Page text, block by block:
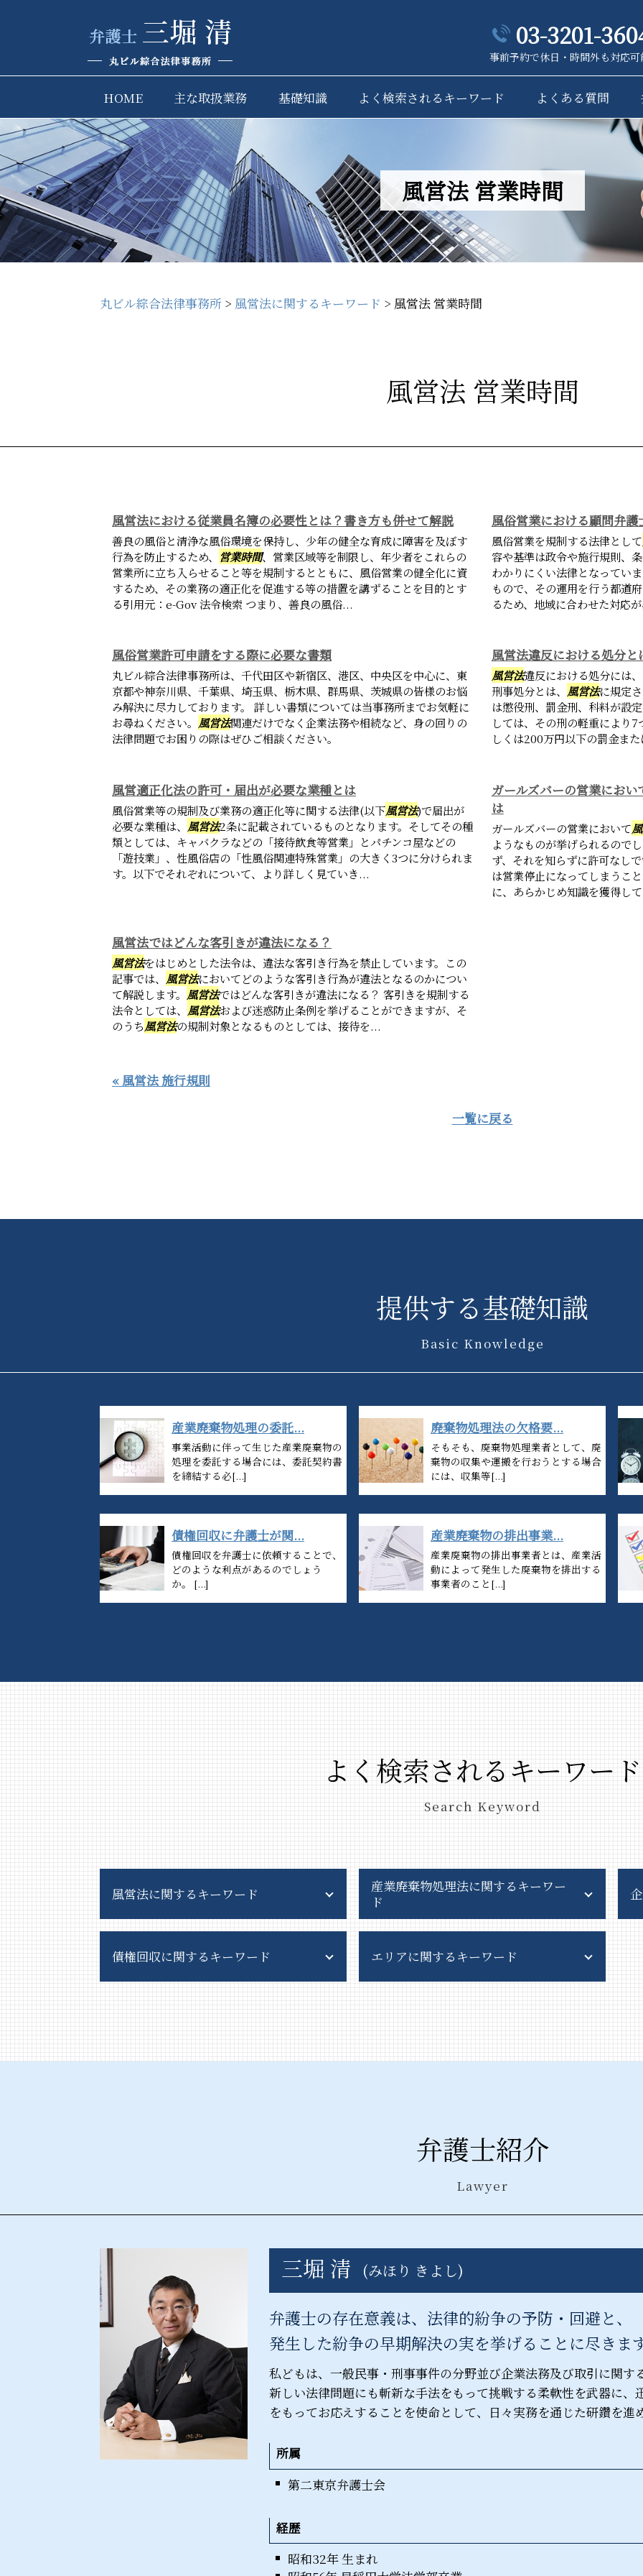
風営法 営業時間
03-3201-
事前予約で休日・時間外も対応可
HOME 主な取扱業務 基礎知識 よく検索されるキーワード よくある質問
丸ビル綜合法律事務所 > 風営法に関するキーワード > 風営法 営業時間
風営法 営業時間
風営法における従業員名簿の必要性とは？書き方も併せて解説
善良の風俗と清浄な風俗環境を保持し、少年の健全な育成に障害を及ぼす
行為を防止するため、 営業時間、営業区域等を制限し、年少者をこれらの
営業所に立ち入らせること等を規制するとともに、風俗営業の健全化に資
するため、その業務の適正化を促進する等の措置を講ずることを目的とす
る引用元：e-Gov 法令検索 つまり、善良の風俗...
風俗営業における顧問弁護
風俗営業を規制する法律として
容や基準は政令や施行規則、
わかりにくい法律となってい
もので、その運用を行う都道
るため、地域に合わせた対応
風俗営業許可申請をする際に必要な書類
丸ビル綜合法律事務所は、千代田区や新宿区、港区、中央区を中心に、東
京都や神奈川県、千葉県、埼玉県、栃木県、群馬県、茨城県の皆様のお悩
み解決に尽力しております。 詳しい書類については当事務所までお気軽に
お尋ねください。 風営法関連だけでなく企業法務や相続など、身の回りの
法律問題でお困りの際はぜひご相談ください。
風営法違反における処分と
風営法違反における処分には
刑事処分とは、 風営法に規定
は懲役刑、罰金刑、科料が設
しては、その刑の軽重により
しくは200万円以下の罰金ま
風営適正化法の許可・届出が必要な業種とは
風俗営業等の規制及び業務の適正化等に関する法律(以下風営法)で届出が
必要な業種は、 風営法2条に記載されているものとなります。そしてその種
類としては、キャバクラなどの「接待飲食等営業」とパチンコ屋などの
「遊技業」、性風俗店の「性風俗関連特殊営業」の大きく3つに分けられま
す。以下でそれぞれについて、より詳しく見ていき...
ガールズバーの営業にお
は
ガールズバーの営業において
ようなものが挙げられるので
ず、それを知らずに許可なし
は営業停止になってしまうこ
に、あらかじめ知識を獲得し
風営法ではどんな客引きが違法になる？
風営法をはじめとした法令は、違法な客引き行為を禁止しています。この
記事では、 風営法においてどのような客引き行為が違法となるのかについ
て解説します。 風営法ではどんな客引きが違法になる？ 客引きを規制する
法令としては、 風営法および迷惑防止条例を挙げることができますが、そ
のうち風営法の規制対象となるものとしては、接待を...
« 風営法 施行規則
一覧に戻る
提供する基礎知識
Basic Knowledge
産業廃棄物処理の委託...
事業活動に伴って生じた産業廃棄物の
処理を委託する場合には、委託契約書
を締結する必[...]
廃棄物処理法の欠格要...
そもそも、廃棄物処理業者として、廃
棄物の収集や運搬を行おうとする場合
には、収集等[...]
債権回収に弁護士が関...
債権回収を弁護士に依頼することで、
どのような利点があるのでしょう
か。 [...]
産業廃棄物の排出事業...
産業廃棄物の排出事業者とは、産業活
動によって発生した廃棄物を排出する
事業者のこと[...]
よく検索されるキーワード
Search Keyword
風営法に関するキーワード
客引き 違法
風営法 許可申請
風営法 違反
風営法 とは
深夜営業許可 違反
産業廃棄物処理法に関するキーワー
ド
産業廃棄物 処理方法
産業廃棄物 処理法違反
排出事業者責任 とは
一般廃棄物処理 責任
産業廃棄物 収集運搬業 許可申請
廃棄物処理 委託契約書
産業廃棄物 保管基準
廃棄物処理法 罰則
廃棄物処理法 施行規則
債権回収に関するキーワード
債権回収 依頼
債権回収 時効 裁判
債権回収 訴訟
債権回収 時効
債権回収 良い方法
債権回収 公正証書
エリアに関するキーワード
企業法務 新宿区 相談
債権回収 栃木県 弁護士
企業法務 茨城県 弁護士
企業法務 千葉県 弁護士
債権回収 千葉県 相談
産業廃棄物処理法 神奈川県 相談
債権回収 神奈川県 相談
風営法 栃木県 相談
債権回収 中央区 弁護士
企業法務 東京都 弁護士
弁護士紹介
Lawyer
三堀 清 (みほり きよし)
弁護士の存在意義は、法律的紛争の予防・回避と、
発生した紛争の早期解決の実を挙げることに尽きます
私どもは、一般民事・刑事事件の分野並び企業法務及び取引に関す
新しい法律問題にも斬新な手法をもって挑戦する柔軟性を武器に
をもってお応えすることを使命として、日々実務を通じた研鑽を進
所属
第二東京弁護士会
経歴
昭和32年 生まれ